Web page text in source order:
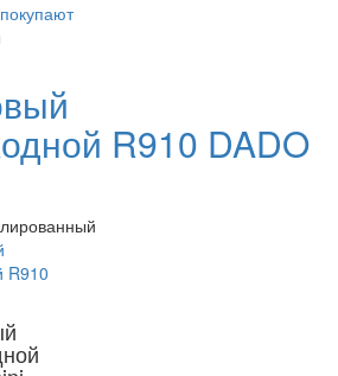
R910 DADO